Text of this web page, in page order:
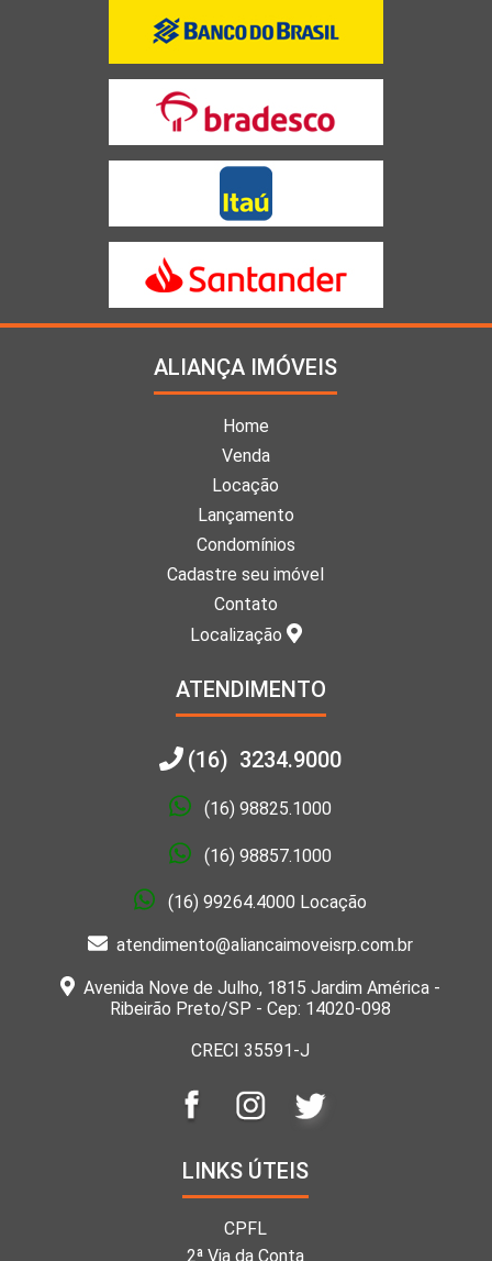
ALIANÇA IMÓVEIS
Home
Venda
Locação
Lançamento
Condomínios
Cadastre seu imóvel
Contato
Localização
ATENDIMENTO
(16) 3234.9000
(16) 98825.1000
(16) 98857.1000
(16) 99264.4000 Locação
atendimento@aliancaimoveisrp.com.br
Avenida Nove de Julho, 1815 Jardim América -
Ribeirão Preto/SP - Cep: 14020-098
CRECI 35591-J
LINKS ÚTEIS
CPFL
2ª Via da Conta